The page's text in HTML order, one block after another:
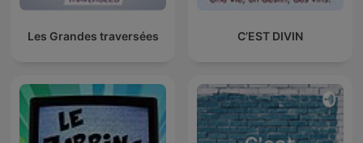
Les Grandes traversées C’EST DIVIN